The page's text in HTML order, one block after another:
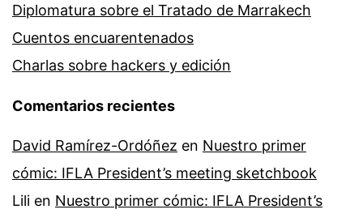
Diplomatura sobre el Tratado de Marrakech
Cuentos encuarentenados
Charlas sobre hackers y edición
Comentarios recientes
David Ramírez-Ordóñez en Nuestro primer
cómic: IFLA President’s meeting sketchbook
Lili en Nuestro primer cómic: IFLA President’s